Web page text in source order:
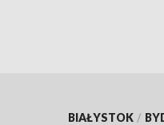
BIAŁYSTOK /